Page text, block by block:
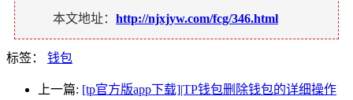
本文地址： http://njxjyw.com/fcg/346.html
标签： 钱包
上一篇: [tp官方版app下载]|TP钱包删除钱包的详细操作